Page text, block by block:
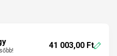
41 003,00 Ft